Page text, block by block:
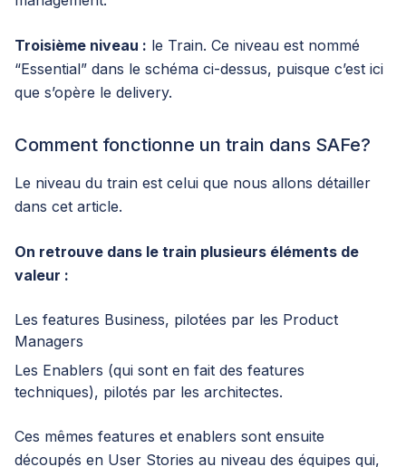
Troisième niveau : le Train. Ce niveau est nommé
“Essential” dans le schéma ci-dessus, puisque c’est ici
que s’opère le delivery.
Comment fonctionne un train dans SAFe?
Le niveau du train est celui que nous allons détailler
dans cet article.
On retrouve dans le train plusieurs éléments de
valeur :
Les features Business, pilotées par les Product
Managers
Les Enablers (qui sont en fait des features
techniques), pilotés par les architectes.
Ces mêmes features et enablers sont ensuite
découpés en User Stories au niveau des équipes qui,